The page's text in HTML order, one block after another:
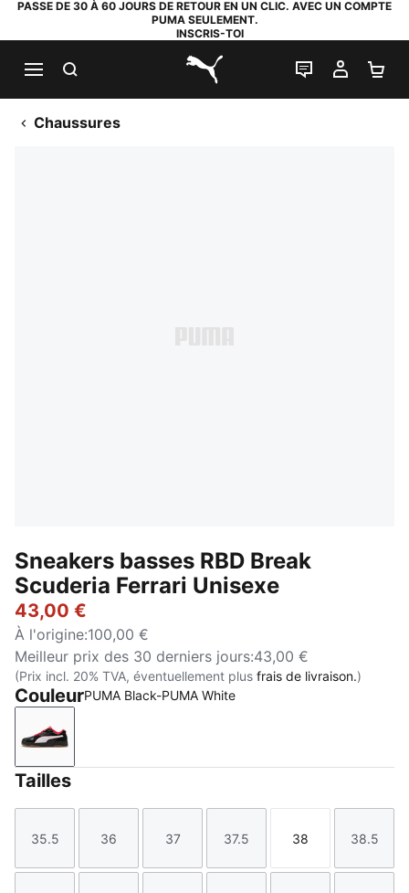
PASSE DE 30 À 60 JOURS DE RETOUR EN UN CLIC. AVEC UN COMPTE
PUMA SEULEMENT.
INSCRIS-TOI
PUMA.com
LIVE CHAT
MON
Chaussures
Sneakers basses RBD Break
Scuderia Ferrari Unisexe
43,00 €
À l'origine:100,00 €
Meilleur prix des 30 derniers jours:43,00 €
(Prix incl. 20% TVA, éventuellement plus frais de livraison.)
CouleurPUMA Black-PUMA White
PUMA Black-PUMA White
Tailles
Taille
35.5
Taille
36
Taille
37
Taille
37.5
Taille
38
Taille
38.5